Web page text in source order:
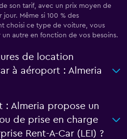
son tarif, avec un prix moyen de
Même si 100 % des
choisi ce type de voiture, vous
autre en fonction de vos besoins.
de location
à aéroport : Almeria
: Almeria propose un
de prise en charge
Rent-A-Car (LEI) ?